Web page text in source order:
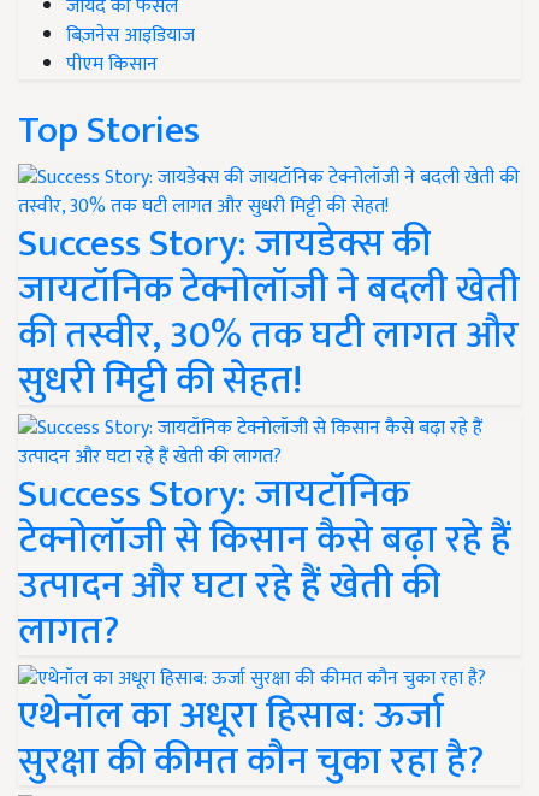
जायद की फसल
बिज़नेस आइडियाज
पीएम किसान
Top Stories
Success Story: जायडेक्स की
जायटॉनिक टेक्नोलॉजी ने बदली खेती
की तस्वीर, 30% तक घटी लागत और
सुधरी मिट्टी की सेहत!
Success Story: जायटॉनिक
टेक्नोलॉजी से किसान कैसे बढ़ा रहे हैं
उत्पादन और घटा रहे हैं खेती की
लागत?
एथेनॉल का अधूरा हिसाब: ऊर्जा
सुरक्षा की कीमत कौन चुका रहा है?